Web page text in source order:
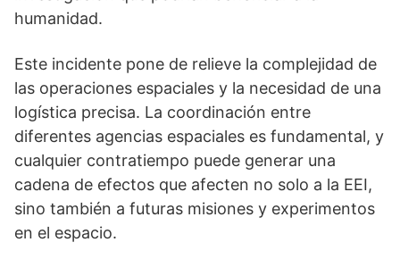
humanidad.
Este incidente pone de relieve la complejidad de
las operaciones espaciales y la necesidad de una
logística precisa. La coordinación entre
diferentes agencias espaciales es fundamental, y
cualquier contratiempo puede generar una
cadena de efectos que afecten no solo a la EEI,
sino también a futuras misiones y experimentos
en el espacio.